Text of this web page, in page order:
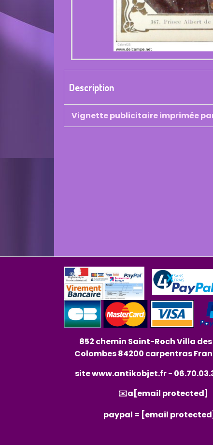
Description
Vignette publicitaire imprimée par
852 chemin Saint-Roch Villa des
Colombes 84200 carpentras
sitewww.antikobjet.fr-
✉️a [email protected]
paypal = [email protected]